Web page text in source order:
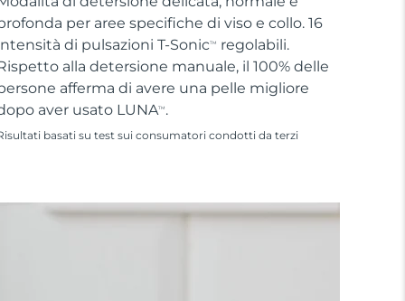
per aree specifiche di viso e collo. 16
di pulsazioni T-SonicTM
regolabili.
alla detersione manuale, il 100% delle
afferma di avere una pelle migliore
aver usato LUNATM .
basati su test sui consumatori condotti da terzi